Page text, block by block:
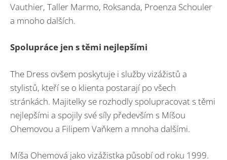
Vauthier, Taller Marmo, Roksanda, Proenza Schouler
a mnoho dalších.
Spolupráce jen s těmi nejlepšími
The Dress ovšem poskytuje i služby vizážistů a
stylistů, kteří se o klienta postarají po všech
stránkách. Majitelky se rozhodly spolupracovat s těmi
nejlepšími a spojily své síly především s Míšou
Ohemovou a Filipem Vaňkem a mnoha dalšími.
Míša Ohemová jako vizážistka působí od roku 1999.